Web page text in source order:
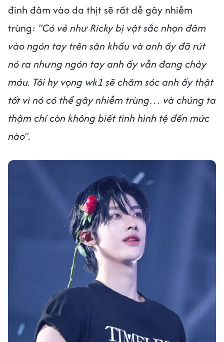
đinh đâm vào da thịt sẽ rất dễ gây nhiễm
trùng: "Có vẻ như Ricky bị vật sắc nhọn đâm
vào ngón tay trên sân khấu và anh ấy đã rút
nó ra nhưng ngón tay anh ấy vẫn đang chảy
máu. Tôi hy vọng wk1 sẽ chăm sóc anh ấy thật
tốt vì nó có thể gây nhiễm trùng… và chúng ta
thậm chí còn không biết tình hình tệ đến mức
nào".